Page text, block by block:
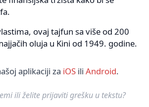
ovaj tajfun sa više od 200
oluja u Kini od 1949. godine.
aplikaciji za iOS ili Android.
ili želite prijaviti grešku u tekstu?